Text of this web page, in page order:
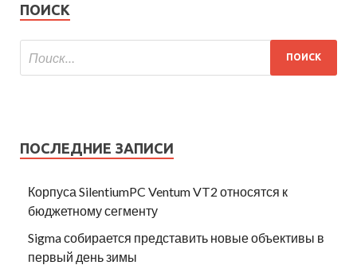
ПОИСК
ПОСЛЕДНИЕ ЗАПИСИ
Корпуса SilentiumPC Ventum VT2 относятся к
бюджетному сегменту
Sigma собирается представить новые объективы в
первый день зимы